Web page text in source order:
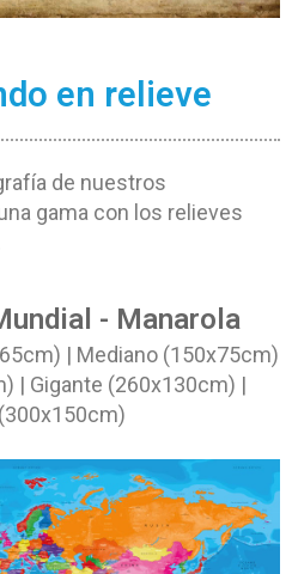
en relieve
de nuestros
gama con los relieves
- Manarola
| Mediano (150x75cm)
| Gigante (260x130cm) |